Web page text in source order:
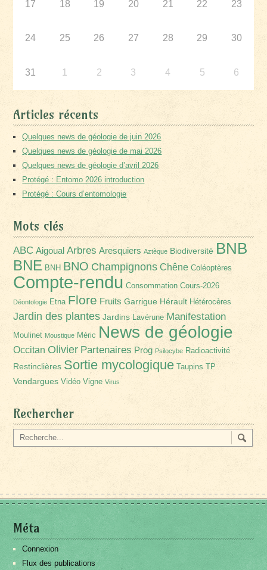
17 18 19 20 21 22 23
24 25 26 27 28 29 30
31 1 2 3 4 5 6
Articles récents
Quelques news de géologie de juin 2026
Quelques news de géologie de mai 2026
Quelques news de géologie d’avril 2026
Protégé : Entomo 2026 introduction
Protégé : Cours d’entomologie
Mots clés
ABC Aigoual Arbres Aresquiers Aztèque Biodiversité BNB
BNE BNH BNO Champignons Chêne Coléoptères
Compte-rendu Consommation Cours-2026
Déontologie Etna Flore Fruits Garrigue Hérault Hétérocères
Jardin des plantes Jardins Lavérune Manifestation
Moulinet Moustique Méric News de géologie
Occitan Olivier Partenaires Prog Psilocybe Radioactivité
Restinclières Sortie mycologique Taupins TP
Vendargues Vidéo Vigne Virus
Rechercher
Méta
Connexion
Flux des publications